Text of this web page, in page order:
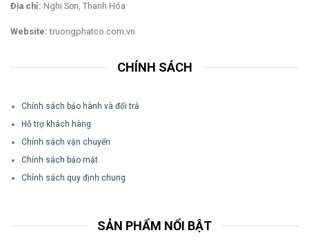
Địa chỉ: Nghi Sơn, Thanh Hóa
Website: truongphatco.com.vn
CHÍNH SÁCH
Chính sách bảo hành và đổi trả
Hỗ trợ khách hàng
Chính sách vận chuyển
Chính sách bảo mật
Chính sách quy định chung
SẢN PHẨM NỔI BẬT